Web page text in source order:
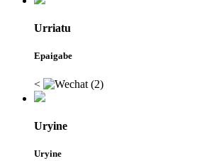
Urriatu
Epaigabe
<
Uryine
Uryine